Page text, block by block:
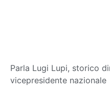
Parla Lugi Lupi, storico
vicepresidente nazionale